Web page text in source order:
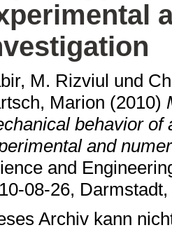
M. Rizviul und
Marion (2010)
behavior of
and
and
08-26,
Archiv kann